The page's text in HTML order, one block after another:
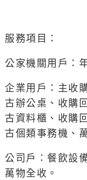
服務項目：
公家機關用戶：
企業用戶：主收
古辦公桌、收購
古資料櫃、收購
古個類事務機、
公司戶：餐飲設
萬物全收。